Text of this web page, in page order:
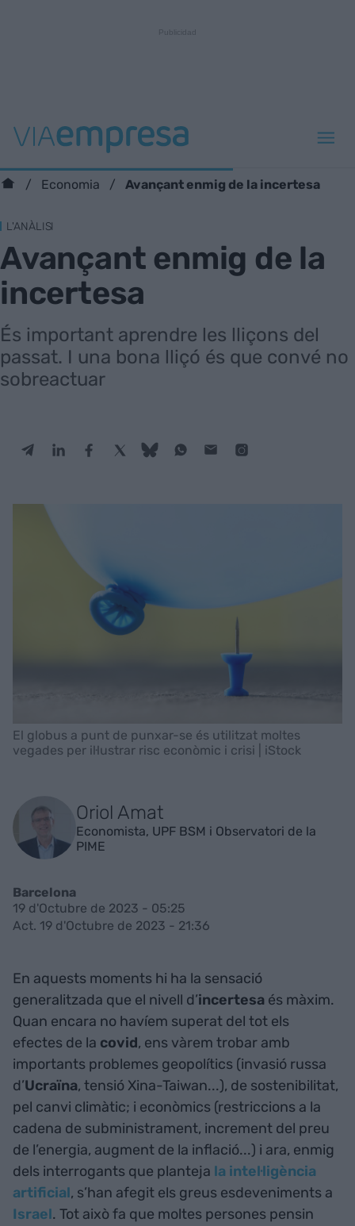
Economia Avançant enmig de la incertesa
L'ANÀLISI
Avançant enmig de la
incertesa
És important aprendre les lliçons del
passat. I una bona lliçó és que convé no
sobreactuar
El globus a punt de punxar-se és utilitzat moltes
vegades per il·lustrar risc econòmic i crisi | iStock
Oriol Amat
Economista, UPF BSM i Observatori de la
PIME
Barcelona
19 d'Octubre de 2023 - 05:25
Act. 19 d'Octubre de 2023 - 21:36
En aquests moments hi ha la sensació
generalitzada que el nivell d’incertesa és màxim.
Quan encara no havíem superat del tot els
efectes de la covid, ens vàrem trobar amb
importants problemes geopolítics (invasió russa
d’Ucraïna, tensió Xina-Taiwan...), de sostenibilitat,
pel canvi climàtic; i econòmics (restriccions a la
cadena de subministrament, increment del preu
de l’energia, augment de la inflació...) i ara, enmig
dels interrogants que planteja la intel·ligència
artificial, s’han afegit els greus esdeveniments a
Israel. Tot això fa que moltes persones pensin